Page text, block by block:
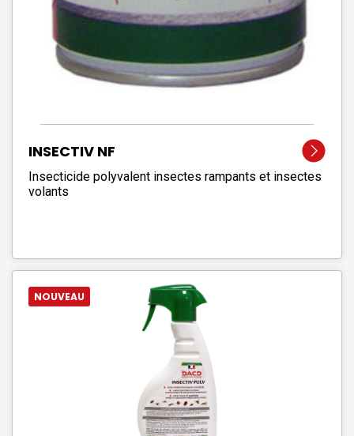
INSECTIV NF
Insecticide polyvalent insectes rampants et insectes
volants
NOUVEAU